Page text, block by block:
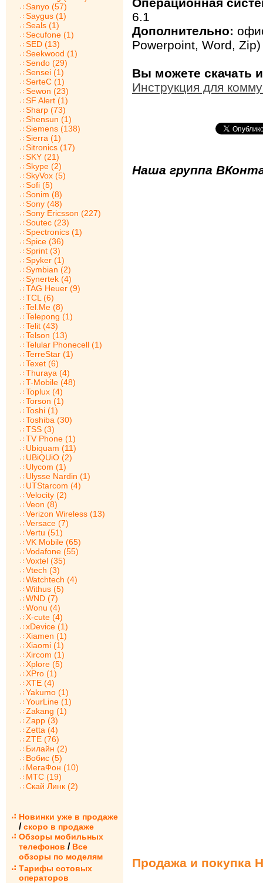
Sanyo (57)
Saygus (1)
Seals (1)
Secufone (1)
SED (13)
Seekwood (1)
Sendo (29)
Sensei (1)
SerteC (1)
Sewon (23)
SF Alert (1)
Sharp (73)
Shensun (1)
Siemens (138)
Sierra (1)
Sitronics (17)
SKY (21)
Skype (2)
SkyVox (5)
Sofi (5)
Sonim (8)
Sony (48)
Sony Ericsson (227)
Soutec (23)
Spectronics (1)
Spice (36)
Sprint (3)
Spyker (1)
Symbian (2)
Synertek (4)
TAG Heuer (9)
TCL (6)
Tel.Me (8)
Telepong (1)
Telit (43)
Telson (13)
Telular Phonecell (1)
TerreStar (1)
Texet (6)
Thuraya (4)
T-Mobile (48)
Toplux (4)
Torson (1)
Toshi (1)
Toshiba (30)
TSS (3)
TV Phone (1)
Ubiquam (11)
UBiQUiO (2)
Ulycom (1)
Ulysse Nardin (1)
UTStarcom (4)
Velocity (2)
Veon (8)
Verizon Wireless (13)
Versace (7)
Vertu (51)
VK Mobile (65)
Vodafone (55)
Voxtel (35)
Vtech (3)
Watchtech (4)
Withus (5)
WND (7)
Wonu (4)
X-cute (4)
xDevice (1)
Xiamen (1)
Xiaomi (1)
Xircom (1)
Xplore (5)
XPro (1)
XTE (4)
Yakumo (1)
YourLine (1)
Zakang (1)
Zapp (3)
Zetta (4)
ZTE (76)
Билайн (2)
Вобис (5)
МегаФон (10)
МТС (19)
Скай Линк (2)
Новинки уже в продаже
/ скоро в продаже
Обзоры мобильных
телефонов / Все
обзоры по моделям
Тарифы сотовых
операторов
Операционная
6.1
Дополнительно:
Powerpoint, Word, Zip)
Вы можете скачать
Инструкция для
Наша группа
Продажа и покупка